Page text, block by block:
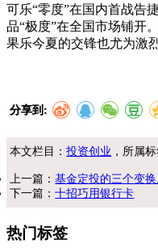
可乐“零度”在国内首战告
品“极度”在全国市场铺开
果乐今夏的交锋也尤为激烈
分享到:
本文栏目：投资创业 ，所属
上一篇：基金定投的三个变换
下一篇：十招巧用银行卡
热门标签